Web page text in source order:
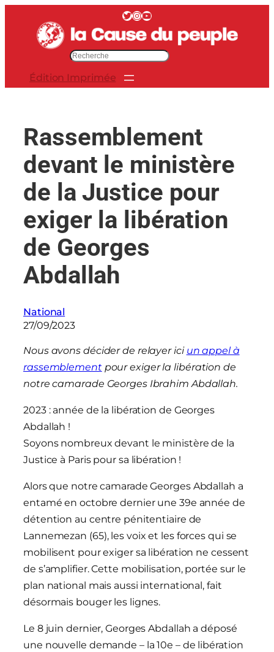
contenu
Twitter InstagramYouTube
e
Édition Imprimée
Rassemblement
devant le ministère
de la Justice pour
exiger la libération
de Georges
Abdallah
National
27/09/2023
Nous avons décider de relayer ici un appel à
rassemblementpour exiger la libération de
notre camarade Georges Ibrahim Abdallah.
2023 : année de la libération de Georges
Abdallah !
Soyons nombreux devant le ministère de la
Justice à Paris pour sa libération !
Alors que notre camarade Georges Abdallah a
entamé en octobre dernier une 39e année de
détention au centre pénitentiaire de
Lannemezan (65), les voix et les forces qui se
mobilisent pour exiger sa libération ne cessent
de s’amplifier. Cette mobilisation, portée sur le
plan national mais aussi international, fait
désormais bouger les lignes.
Le 8 juin dernier, Georges Abdallah a déposé
une nouvelle demande – la 10e – de libération